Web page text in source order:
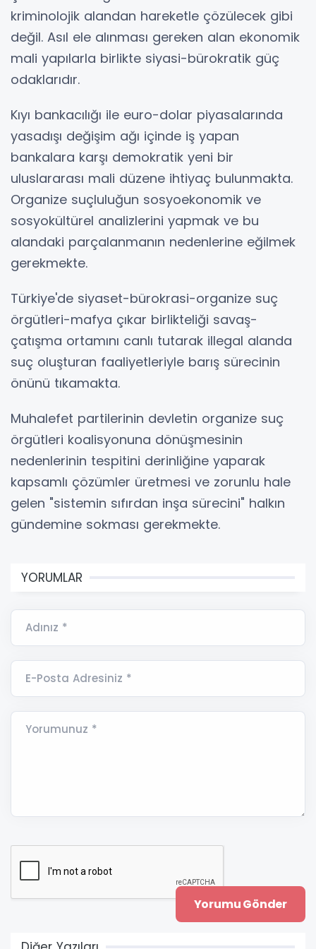
kriminolojik alandan hareketle çözülecek gibi
değil. Asıl ele alınması gereken alan ekonomik
mali yapılarla birlikte siyasi-bürokratik güç
odaklarıdır.
Kıyı bankacılığı ile euro-dolar piyasalarında
yasadışı değişim ağı içinde iş yapan
bankalara karşı demokratik yeni bir
uluslararası mali düzene ihtiyaç bulunmakta.
Organize suçluluğun sosyoekonomik ve
sosyokültürel analizlerini yapmak ve bu
alandaki parçalanmanın nedenlerine eğilmek
gerekmekte.
Türkiye'de siyaset-bürokrasi-organize suç
örgütleri-mafya çıkar birlikteliği savaş-
çatışma ortamını canlı tutarak illegal alanda
suç oluşturan faaliyetleriyle barış sürecinin
önünü tıkamakta.
Muhalefet partilerinin devletin organize suç
örgütleri koalisyonuna dönüşmesinin
nedenlerinin tespitini derinliğine yaparak
kapsamlı çözümler üretmesi ve zorunlu hale
gelen "sistemin sıfırdan inşa sürecini" halkın
gündemine sokması gerekmekte.
YORUMLAR
Adınız *
E-Posta Adresiniz *
Yorumunuz *